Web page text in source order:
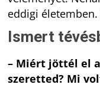
eddigi életemben.
Ismert
– Miért jöttél el
szeretted? Mi